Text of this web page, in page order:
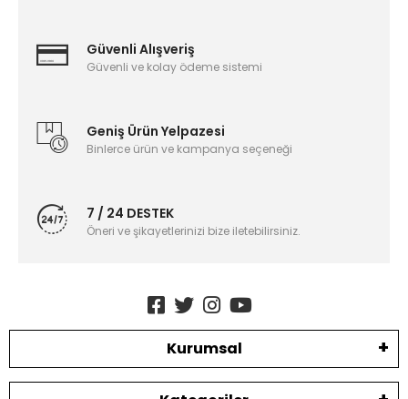
Güvenli Alışveriş
Güvenli ve kolay ödeme sistemi
Geniş Ürün Yelpazesi
Binlerce ürün ve kampanya seçeneği
7 / 24 DESTEK
Öneri ve şikayetlerinizi bize iletebilirsiniz.
Kurumsal